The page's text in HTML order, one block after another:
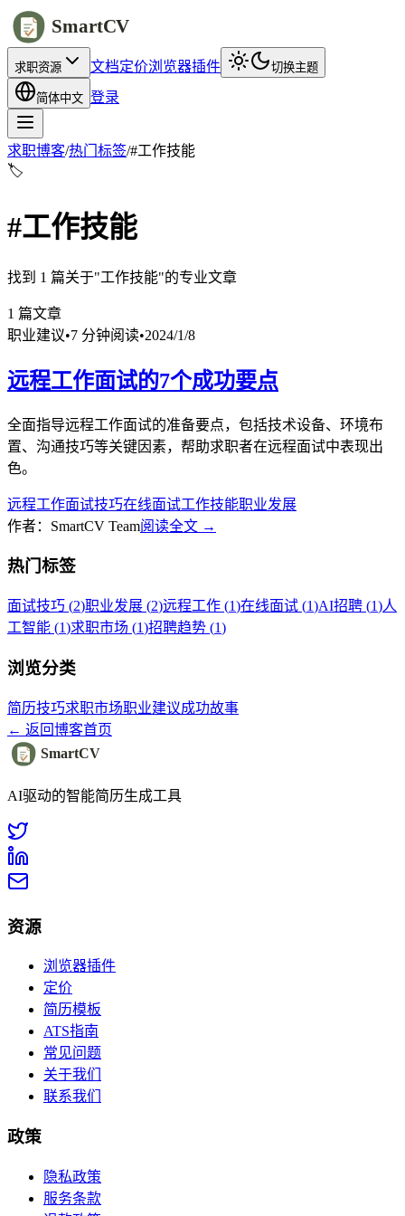
SmartCV
求职资源 文档定价浏览器插件 切换主题
简体中文 登录
求职博客/热门标签/#工作技能
🏷️
#工作技能
找到 1 篇关于"工作技能"的专业文章
1 篇文章
职业建议•7 分钟阅读•2024/1/8
远程工作面试的7个成功要点
全面指导远程工作面试的准备要点，包括技术设备、环境布
置、沟通技巧等关键因素，帮助求职者在远程面试中表现出
色。
远程工作面试技巧在线面试工作技能职业发展
作者：SmartCV Team阅读全文 →
热门标签
面试技巧 (2)职业发展 (2)远程工作 (1)在线面试 (1)AI招聘 (1)人
工智能 (1)求职市场 (1)招聘趋势 (1)
浏览分类
简历技巧求职市场职业建议成功故事
← 返回博客首页
SmartCV
AI驱动的智能简历生成工具
资源
浏览器插件
定价
简历模板
ATS指南
常见问题
关于我们
联系我们
政策
隐私政策
服务条款